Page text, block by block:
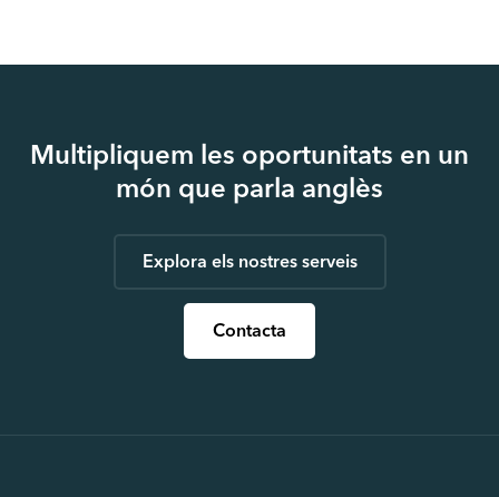
Multipliquem les oportunitats en un
món que parla anglès
Explora els nostres serveis
Contacta